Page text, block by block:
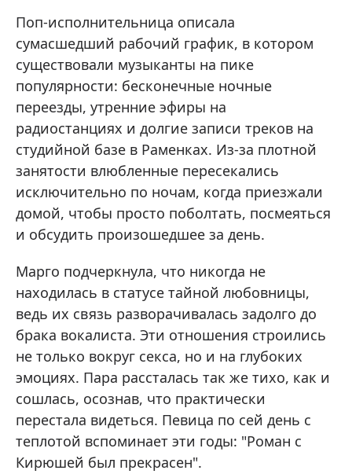
Поп-исполнительница описала
сумасшедший рабочий график, в котором
существовали музыканты на пике
популярности: бесконечные ночные
переезды, утренние эфиры на
радиостанциях и долгие записи треков на
студийной базе в Раменках. Из-за плотной
занятости влюбленные пересекались
исключительно по ночам, когда приезжали
домой, чтобы просто поболтать, посмеяться
и обсудить произошедшее за день.
Марго подчеркнула, что никогда не
находилась в статусе тайной любовницы,
ведь их связь разворачивалась задолго до
брака вокалиста. Эти отношения строились
не только вокруг секса, но и на глубоких
эмоциях. Пара рассталась так же тихо, как и
сошлась, осознав, что практически
перестала видеться. Певица по сей день с
теплотой вспоминает эти годы: "Роман с
Кирюшей был прекрасен".